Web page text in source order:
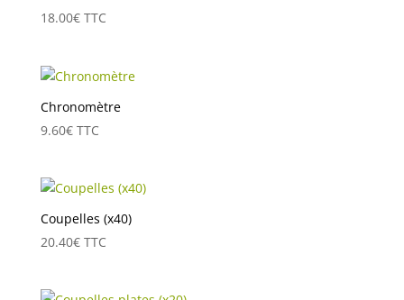
18.00€ TTC
Chronomètre
9.60€ TTC
Coupelles (x40)
20.40€ TTC